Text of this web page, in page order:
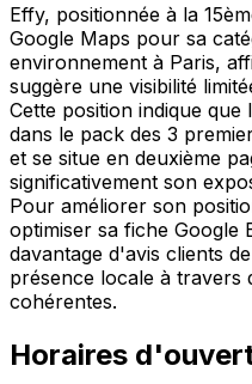
Effy, positionnée à la
Google Maps pour sa
environnement à Paris,
suggère une visibilité
Cette position indique
dans le pack des 3
et se situe en deuxième
significativement son
Pour améliorer son
optimiser sa fiche Google
davantage d'avis clients
présence locale à travers
cohérentes.
Horaires